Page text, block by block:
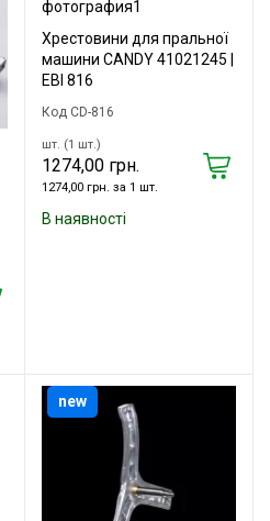
Хрестовини для пральної
машини CANDY 41021245 |
EBI 816
Код CD-816
шт. (1 шт.)
1274,00 грн.
1274,00 грн. за 1 шт.
В наявності
new